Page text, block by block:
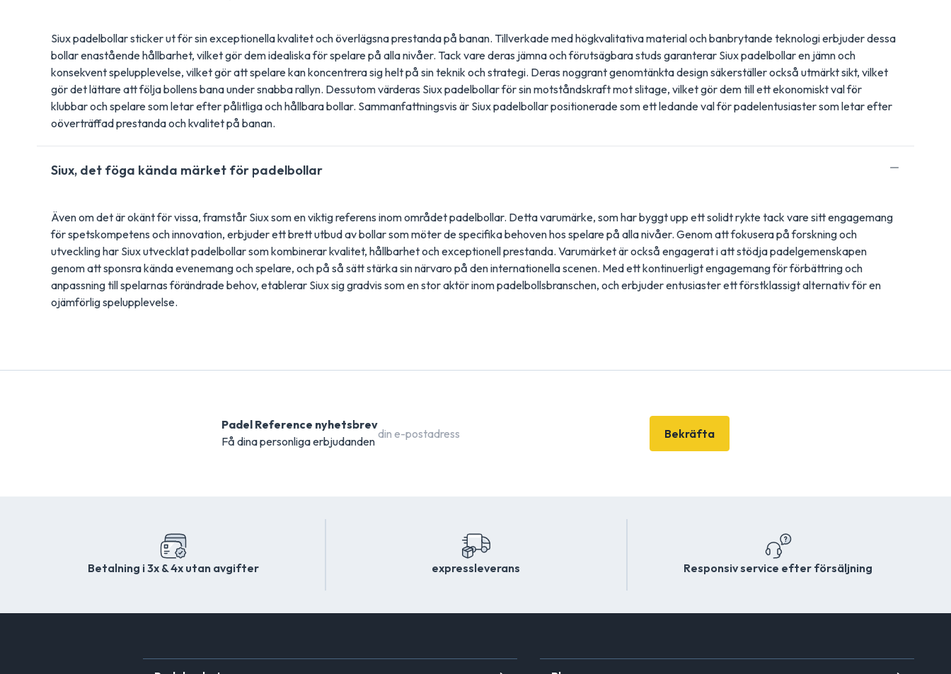
Siux padelbollar sticker ut för sin exceptionella kvalitet och överlägsna prestanda på banan. Tillverkade med högkvalitativa material och banbrytande teknologi erbjuder dessa
bollar enastående hållbarhet, vilket gör dem idealiska för spelare på alla nivåer. Tack vare deras jämna och förutsägbara studs garanterar Siux padelbollar en jämn och
konsekvent spelupplevelse, vilket gör att spelare kan koncentrera sig helt på sin teknik och strategi. Deras noggrant genomtänkta design säkerställer också utmärkt sikt, vilket
gör det lättare att följa bollens bana under snabba rallyn. Dessutom värderas Siux padelbollar för sin motståndskraft mot slitage, vilket gör dem till ett ekonomiskt val för
klubbar och spelare som letar efter pålitliga och hållbara bollar. Sammanfattningsvis är Siux padelbollar positionerade som ett ledande val för padelentusiaster som letar efter
oöverträffad prestanda och kvalitet på banan.
Siux, det föga kända märket för padelbollar
Även om det är okänt för vissa, framstår Siux som en viktig referens inom området padelbollar. Detta varumärke, som har byggt upp ett solidt rykte tack vare sitt engagemang
för spetskompetens och innovation, erbjuder ett brett utbud av bollar som möter de specifika behoven hos spelare på alla nivåer. Genom att fokusera på forskning och
utveckling har Siux utvecklat padelbollar som kombinerar kvalitet, hållbarhet och exceptionell prestanda. Varumärket är också engagerat i att stödja padelgemenskapen
genom att sponsra kända evenemang och spelare, och på så sätt stärka sin närvaro på den internationella scenen. Med ett kontinuerligt engagemang för förbättring och
anpassning till spelarnas förändrade behov, etablerar Siux sig gradvis som en stor aktör inom padelbollsbranschen, och erbjuder entusiaster ett förstklassigt alternativ för en
ojämförlig spelupplevelse.
Padel Reference nyhetsbrev
Få dina personliga erbjudanden
Bekräfta
Betalning i 3x & 4x utan avgifter expressleverans Responsiv service efter försäljning